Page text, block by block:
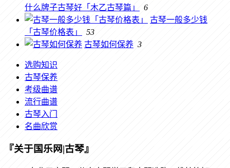
什么牌子古琴好「木乙古琴篇」
6
古琴一般多少钱
「古琴价格表」
53
古琴如何保养 3
选购知识
古琴保养
考级曲谱
流行曲谱
古琴入门
名曲欣赏
『关于国乐网|古琴』